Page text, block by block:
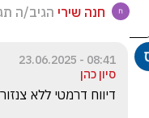
חנה שירי הגיב/ה
08:41 - 23.06.2025
סיון כהן